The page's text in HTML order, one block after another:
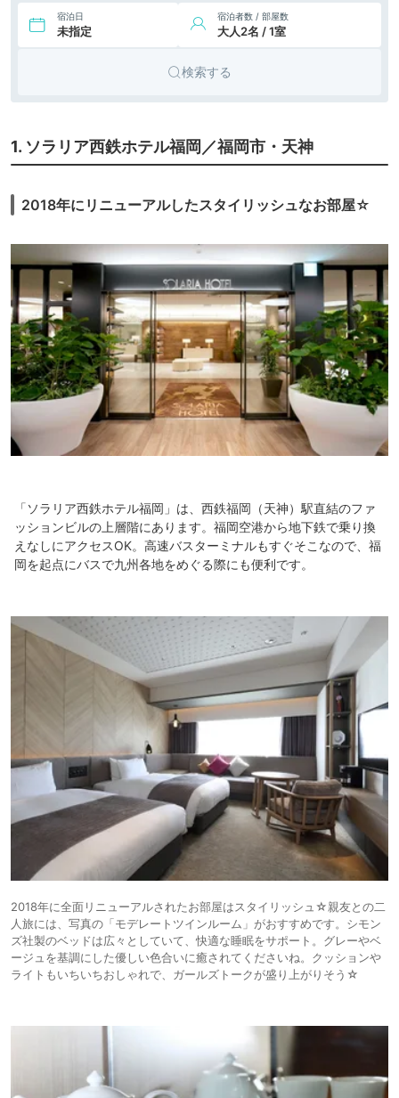
宿泊日
未指定
宿泊者数 / 部屋数
大人2名 / 1室
検索する
1. ソラリア西鉄ホテル福岡／福岡市・天神
2018年にリニューアルしたスタイリッシュなお部屋☆
「ソラリア西鉄ホテル福岡」は、西鉄福岡（天神）駅直結のファ
ッションビルの上層階にあります。福岡空港から地下鉄で乗り換
えなしにアクセスOK。高速バスターミナルもすぐそこなので、福
岡を起点にバスで九州各地をめぐる際にも便利です。
2018年に全面リニューアルされたお部屋はスタイリッシュ☆親友との二
人旅には、写真の「モデレートツインルーム」がおすすめです。シモン
ズ社製のベッドは広々としていて、快適な睡眠をサポート。グレーやベ
ージュを基調にした優しい色合いに癒されてくださいね。クッションや
ライトもいちいちおしゃれで、ガールズトークが盛り上がりそう☆